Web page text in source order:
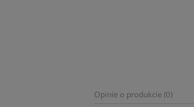
Opinie o produkcie (0)